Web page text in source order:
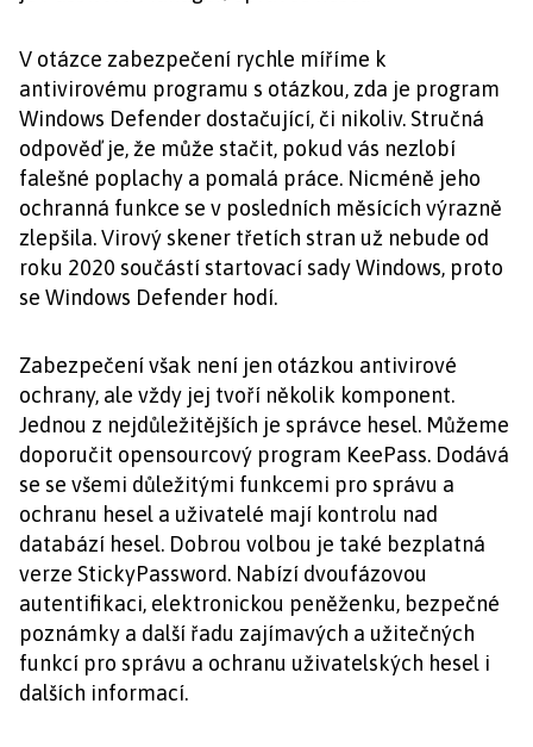
V otázce zabezpečení rychle míříme k
antivirovému programu s otázkou, zda je program
Windows Defender dostačující, či nikoliv. Stručná
odpověď je, že může stačit, pokud vás nezlobí
falešné poplachy a pomalá práce. Nicméně jeho
ochranná funkce se v posledních měsících výrazně
zlepšila. Virový skener třetích stran už nebude od
roku 2020 součástí startovací sady Windows, proto
se Windows Defender hodí.
Zabezpečení však není jen otázkou antivirové
ochrany, ale vždy jej tvoří několik komponent.
Jednou z nejdůležitějších je správce hesel. Můžeme
doporučit opensourcový program KeePass. Dodává
se se všemi důležitými funkcemi pro správu a
ochranu hesel a uživatelé mají kontrolu nad
databází hesel. Dobrou volbou je také bezplatná
verze StickyPassword. Nabízí dvoufázovou
autentifikaci, elektronickou peněženku, bezpečné
poznámky a další řadu zajímavých a užitečných
funkcí pro správu a ochranu uživatelských hesel i
dalších informací.